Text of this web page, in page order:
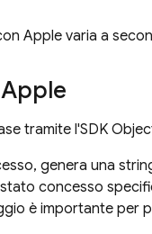
Apple varia a
tramite l'SDK
genera una
concesso
è importante per